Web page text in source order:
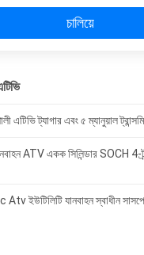
চালিয়ে
এটিভি ট্যাগার এবং ৫ ম্যানুয়াল
ATV একক সিলিন্ডার SOCH 4-
Atv ইউটিলিটি যানবাহন স্বাধীন